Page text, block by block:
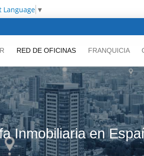
Language ▼
RED DE OFICINAS FRANQUICIA
Inmobiliaria en